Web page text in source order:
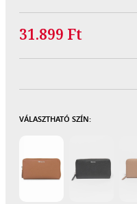
31.899 Ft
VÁLASZTHATÓ SZÍN: